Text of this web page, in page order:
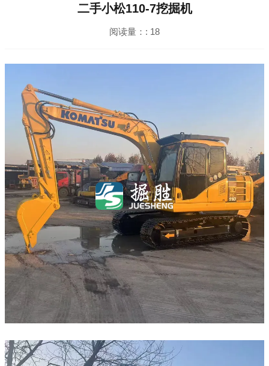
二手小松110-7挖掘机
阅读量：: 18